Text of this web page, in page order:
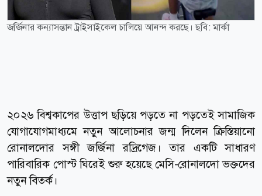
জর্জিনার কন্যাসন্তান ট্রাইসাইকেল চালিয়ে আনন্দ করছে। ছবি: মার্কা
২০২৬ বিশ্বকাপের উত্তাপ ছড়িয়ে পড়তে না পড়তেই সামাজিক
যোগাযোগমাধ্যমে নতুন আলোচনার জন্ম দিলেন ক্রিস্তিয়ানো
রোনালদোর সঙ্গী জর্জিনা রদ্রিগেজ। তার একটি সাধারণ
পারিবারিক পোস্ট ঘিরেই শুরু হয়েছে মেসি-রোনালদো ভক্তদের
নতুন বিতর্ক।